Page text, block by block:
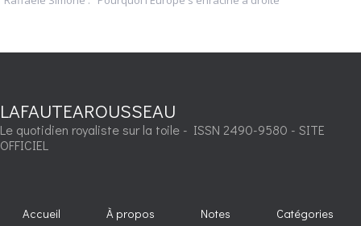
LAFAUTEAROUSSEAU
Le quotidien royaliste sur la toile - ISSN 2490-9580 - SITE
OFFICIEL
Accueil À propos Notes Catégories